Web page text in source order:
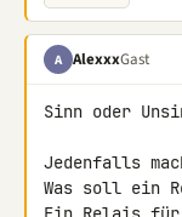
A AlexxxGast
Sinn oder
Jedenfalls
Was soll ein